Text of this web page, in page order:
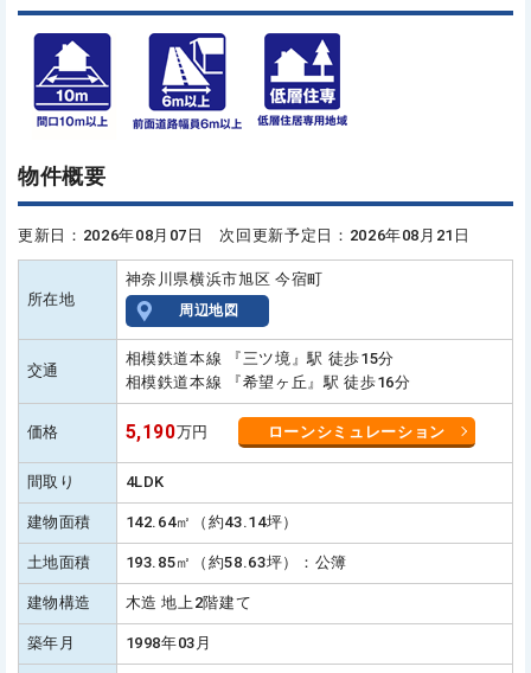
物件概要
更新日：2026年08月07日 次回更新予定日：2026年08月21日
所在地
神奈川県横浜市旭区 今宿町
周辺地図
交通
相模鉄道本線 『三ツ境』駅 徒歩15分
相模鉄道本線 『希望ヶ丘』駅 徒歩16分
価格 5,190万円 ローンシミュレーション
間取り 4LDK
建物面積 142.64㎡（約43.14坪）
土地面積 193.85㎡（約58.63坪）：公簿
建物構造 木造 地上2階建て
築年月 1998年03月